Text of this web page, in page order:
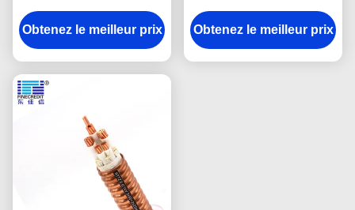
résistants au feu a
échoué le conducteur
de cuivre
Obtenez le meilleur prix
ignifugé 3×25+1×16MM2
LSZH 600/1000V
DJXcable avec
Obtenez le meilleur prix